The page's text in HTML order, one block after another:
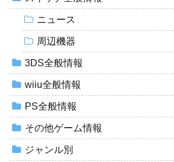
ニュース
周辺機器
3DS全般情報
wiiu全般情報
PS全般情報
その他ゲーム情報
ジャンル別